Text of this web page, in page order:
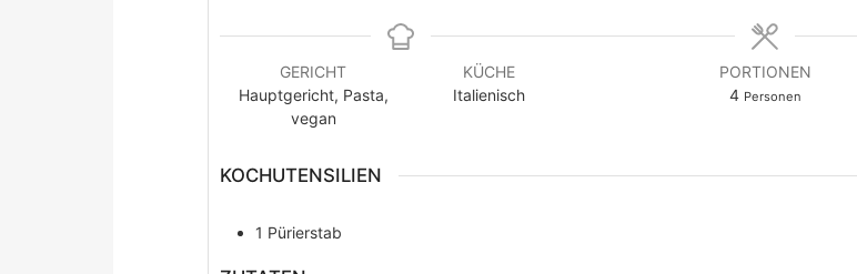
GERICHT
Hauptgericht, Pasta,
vegan
KÜCHE
Italienisch
PORTIONEN
4 Personen
KOCHUTENSILIEN
1 Pürierstab